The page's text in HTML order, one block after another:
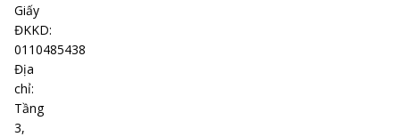
Giấy
ĐKKD:
0110485438
Địa
chỉ:
Tầng
3,